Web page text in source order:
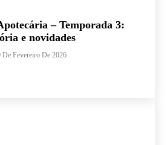
– Temporada 3:
e novidades
De Fevereiro De 2026